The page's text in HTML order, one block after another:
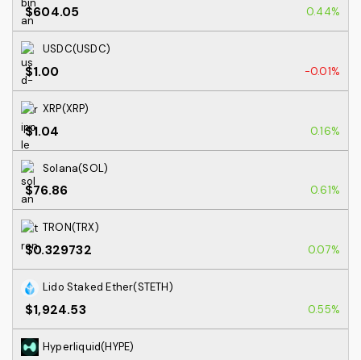
$604.05 0.44%
USDC(USDC)
$1.00 -0.01%
XRP(XRP)
$1.04 0.16%
Solana(SOL)
$76.86 0.61%
TRON(TRX)
$0.329732 0.07%
Lido Staked Ether(STETH)
$1,924.53 0.55%
Hyperliquid(HYPE)